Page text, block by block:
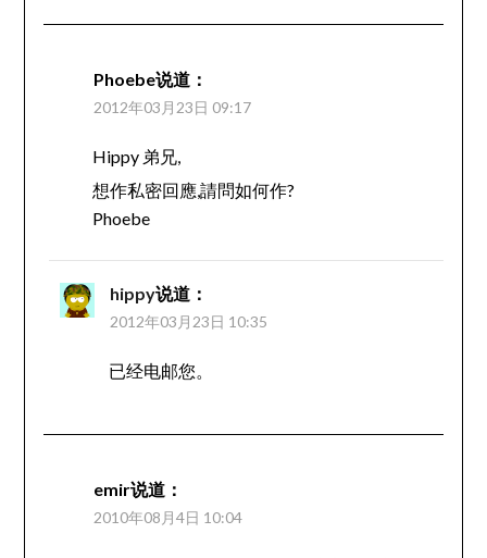
Phoebe说道：
2012年03月23日 09:17
Hippy 弟兄,
想作私密回應,請問如何作?
Phoebe
hippy说道：
2012年03月23日 10:35
已经电邮您。
emir说道：
2010年08月4日 10:04